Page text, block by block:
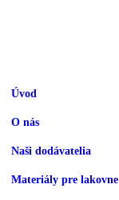
Úvod
O nás
Naši dodávatelia
Materiály pre lakovne